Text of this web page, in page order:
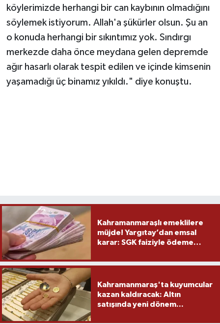
köylerimizde herhangi bir can kaybının olmadığını
söylemek istiyorum. Allah'a şükürler olsun. Şu an
o konuda herhangi bir sıkıntımız yok. Sındırgı
merkezde daha önce meydana gelen depremde
ağır hasarlı olarak tespit edilen ve içinde kimsenin
yaşamadığı üç binamız yıkıldı." diye konuştu.
Kahramanmaraşlı emeklilere
müjde! Yargıtay’dan emsal
karar: SGK faiziyle ödeme
Kahramanmaraş'ta kuyumcular
kazan kaldıracak: Altın
satışında yeni dönem...